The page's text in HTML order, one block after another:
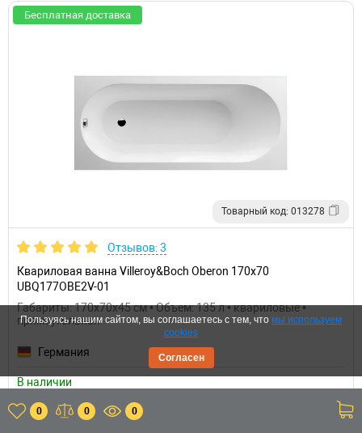
Бесплатная доставка
Товарный код: 013278
Отзывов: 3
Квариловая ванна Villeroy&Boch Oberon 170x70
UBQ177OBE2V-01
Габариты: 170x70x45 см • Объем: 135 л • квариловые •
прямоугольная
Германия
В наличии
84 419 р.
0 0 0
Пользуясь нашим сайтом, вы соглашаетесь с тем, что мы используем
cookies
Согласен